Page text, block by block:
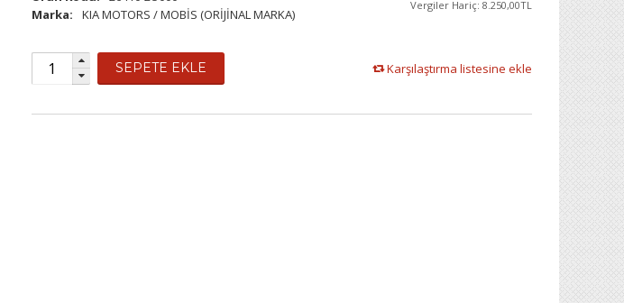
Vergiler Hariç: 8.250,00TL
Marka:
KIA MOTORS / MOBİS (ORİJİNAL MARKA)
SEPETE EKLE Karşılaştırma listesine ekle